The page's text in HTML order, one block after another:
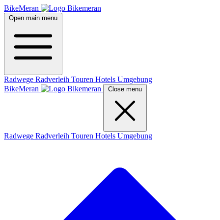
BikeMeran
Open main menu
Radwege Radverleih Touren Hotels Umgebung
BikeMeran
Close menu
Radwege Radverleih Touren Hotels Umgebung